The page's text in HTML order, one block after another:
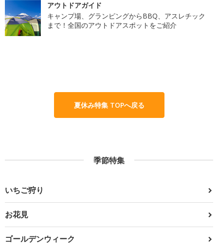
アウトドアガイド
キャンプ場、グランピングからBBQ、アスレチック
まで！全国のアウトドアスポットをご紹介
夏休み特集 TOPへ戻る
季節特集
いちご狩り
お花見
ゴールデンウィーク